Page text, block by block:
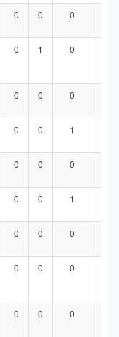
0 0 0
0 1 0
0 0 0
0 0 1
0 0 0
0 0 1
0 0 0
0 0 0
0 0 0